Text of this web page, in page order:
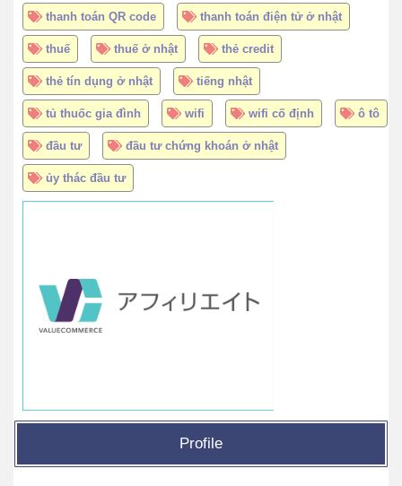
thanh toán QR code thanh toán điện tử ở nhật
thuế thuế ở nhật thẻ credit
thẻ tín dụng ở nhật tiếng nhật
tủ thuốc gia đình wifi wifi cố định ô tô
đầu tư đầu tư chứng khoán ở nhật
ủy thác đầu tư
Profile